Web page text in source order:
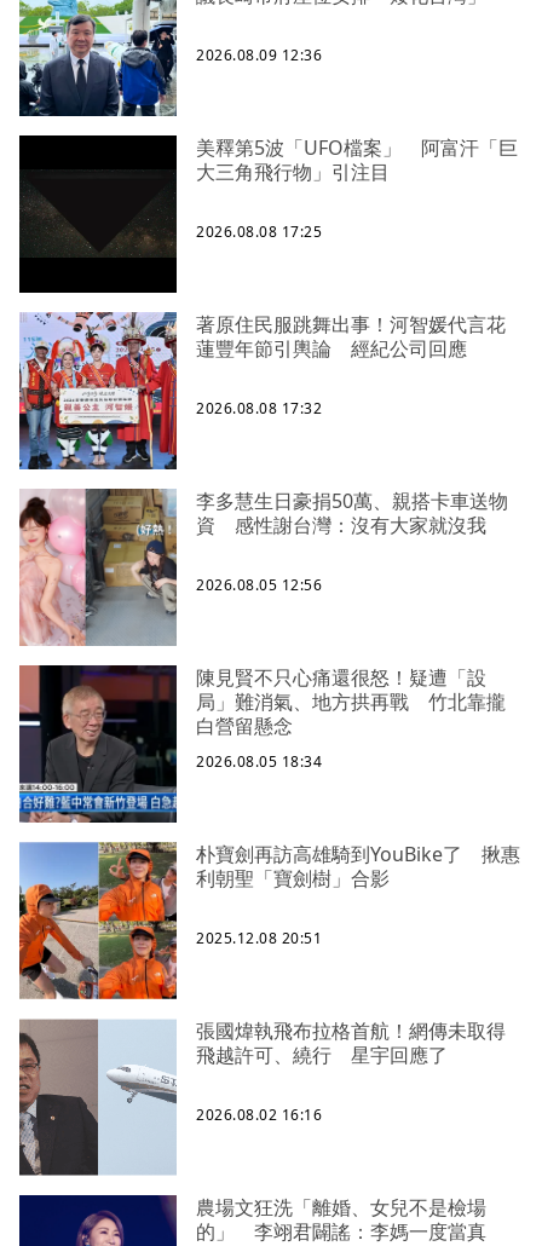
2026.08.09 12:36
美釋第5波「UFO檔案」 阿富汗「巨
大三角飛行物」引注目
2026.08.08 17:25
著原住民服跳舞出事！河智媛代言花
蓮豐年節引輿論 經紀公司回應
2026.08.08 17:32
李多慧生日豪捐50萬、親搭卡車送物
資 感性謝台灣：沒有大家就沒我
2026.08.05 12:56
陳見賢不只心痛還很怒！疑遭「設
局」難消氣、地方拱再戰 竹北靠攏
白營留懸念
2026.08.05 18:34
朴寶劍再訪高雄騎到YouBike了 揪惠
利朝聖「寶劍樹」合影
2025.12.08 20:51
張國煒執飛布拉格首航！網傳未取得
飛越許可、繞行 星宇回應了
2026.08.02 16:16
農場文狂洗「離婚、女兒不是檢場
的」 李翊君闢謠：李媽一度當真